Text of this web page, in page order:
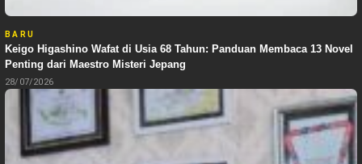
BARU
Keigo Higashino Wafat di Usia 68 Tahun: Panduan Membaca 13 Novel
Penting dari Maestro Misteri Jepang
28/07/2026